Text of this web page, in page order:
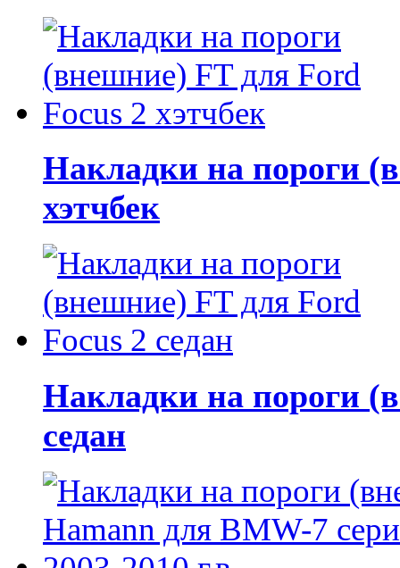
Накладки на пороги
хэтчбек
Накладки на пороги
седан